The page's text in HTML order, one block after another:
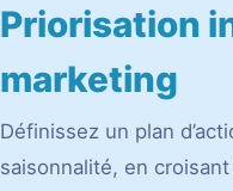
Priorisation
marketing
Définissez un plan
saisonnalité, en